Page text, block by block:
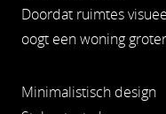
Doordat ruimtes
oogt een woning
Minimalistisch design